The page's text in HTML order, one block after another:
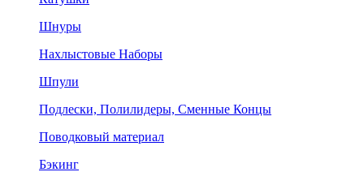
Шнуры
Нахлыстовые Наборы
Шпули
Подлески, Полилидеры, Сменные Концы
Поводковый материал
Бэкинг